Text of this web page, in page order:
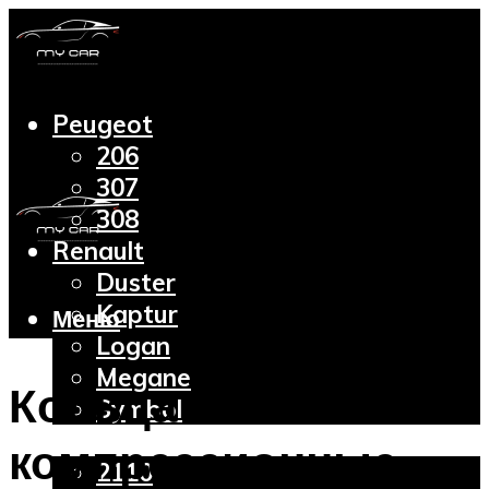
Peugeot
206
307
308
Renault
Duster
Kaptur
Logan
Megane
Symbol
2110
Меню
Кольца
компрессионные –